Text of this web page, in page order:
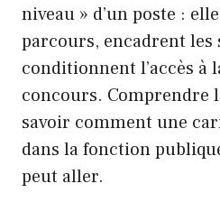
niveau » d’un poste :
parcours, encadrent les
conditionnent l’accès à
concours. Comprendre
savoir comment une
dans la fonction
peut aller.